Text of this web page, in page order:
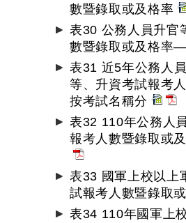
數暨錄取或及格率
表30 公務人員升官
數暨錄取或及格率
表31 近5年公務人
等、升資考試報考
按考試名稱分
表32 110年公務人
報考人數暨錄取或
表33 國軍上校以上
試報考人數暨錄取
表34 110年國軍上